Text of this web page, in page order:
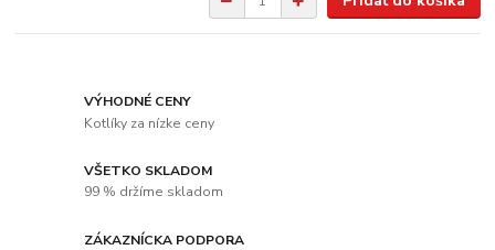
VÝHODNÉ CENY
Kotlíky za nízke ceny
VŠETKO SKLADOM
99 % držíme skladom
ZÁKAZNÍCKA PODPORA